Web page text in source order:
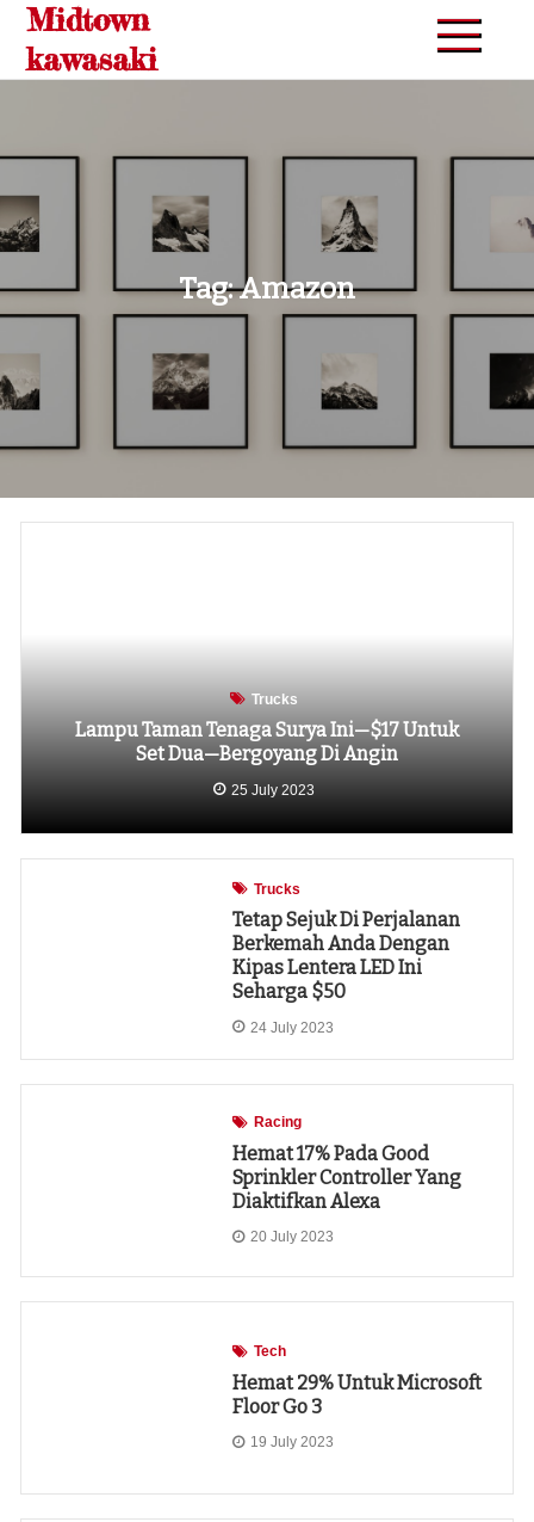
Skip
content
Midtown
kawasaki
Tag:Amazon
Trucks
Lampu Taman Tenaga Surya Ini—$17 Untuk
Set Dua—Bergoyang Di Angin
25 July 2023
Trucks
Tetap Sejuk Di Perjalanan
Berkemah Anda Dengan
Kipas Lentera LED Ini
Seharga $50
24 July 2023
Racing
Hemat 17% Pada Good
Sprinkler Controller Yang
Diaktifkan Alexa
20 July 2023
Tech
Hemat 29% Untuk Microsoft
Floor Go 3
19 July 2023